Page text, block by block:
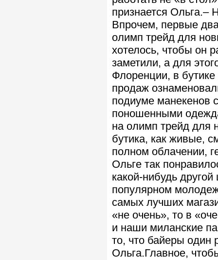
признается Ольга.–
Впрочем, первые
олимп трейд для
хотелось, чтобы он
заметили, а для
Флоренции, в
продаж
подиуме манекенов
поношенными
на олимп трейд для
бутика, как живые,
полном облачении,
Ольге так
какой-нибудь
популярном
самых лучших
«не очень», то в
и наши миланские
то, что байеры один
Ольга.Главное,